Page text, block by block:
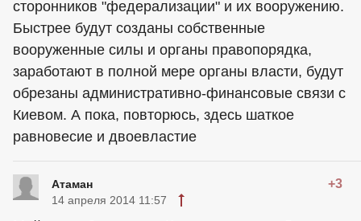
сторонников "федерализации" и их вооружению.
Быстрее будут созданы собственные
вооруженные силы и органы правопорядка,
заработают в полной мере органы власти, будут
обрезаны административно-финансовые связи с
Киевом. А пока, повторюсь, здесь шаткое
равновесие и двоевластие
Атаман +3
14 апреля 2014 11:57